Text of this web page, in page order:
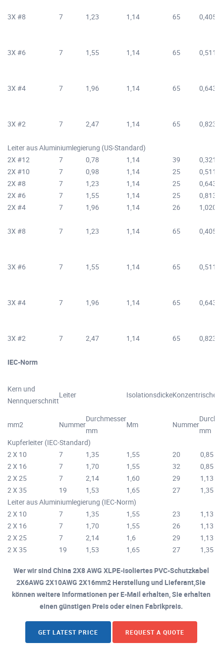
3X #8 7 1,23 1,14 65 0,405
3X #6 7 1,55 1,14 65 0,511
3X #4 7 1,96 1,14 65 0,643
3X #2 7 2,47 1,14 65 0,823
Leiter aus Aluminiumlegierung (US-Standard)
2X #12
7 0,78 1,14 39
0,321
2X #10
7 0,98 1,14 25
0,511
2X #8
7 1,23 1,14 25
0,643
2X #6
7 1,55 1,14 25
0,813
2X #4
7 1,96 1,14 26 1,020
3X #8 7 1,23 1,14 65 0,405
3X #6 7 1,55 1,14 65 0,511
3X #4 7 1,96 1,14 65 0,643
3X #2 7 2,47 1,14 65 0,823
IEC-Norm
Kern und
Nennquerschnitt
Leiter IsolationsdickeKonzentrischer
mm2 Nummer
Durchmesser
mm
Mm Nummer
mm
Kupferleiter (IEC-Standard)
2 X 10
7 1,35 1,55 20
0,85
2 X 16
7 1,70 1,55 32
0,85
2 X 25
7 2,14 1,60 29
1,13
2 X 35
19 1,53 1,65 27
1,35
Leiter aus Aluminiumlegierung (IEC-Norm)
2 X 10
7 1,35 1,55 23
1,13
2 X 16
7 1,70 1,55 26
1,13
2 X 25
7 2,14 1,6 29
1,13
2 X 35
19 1,53 1,65 27 1,35
Wer wir sind China 2X8 AWG XLPE-isoliertes PVC-Schutzkabel
2X6AWG 2X10AWG 2X16mm2 Herstellung und Lieferant,Sie
können weitere Informationen per E-Mail erhalten, Sie erhalten
einen günstigen Preis oder einen Fabrikpreis.
GET LATEST PRICE REQUEST A QUOTE